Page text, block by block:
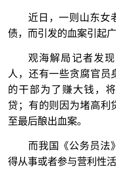
近日，一则山东女
债，而引发的血案引起广
观海解局记者发
人，还有一些贪腐官员
的干部为了赚大钱，
贷；有的则因为堵高利
至最后酿出血案。
而我国《公务员法
得从事或者参与营利性